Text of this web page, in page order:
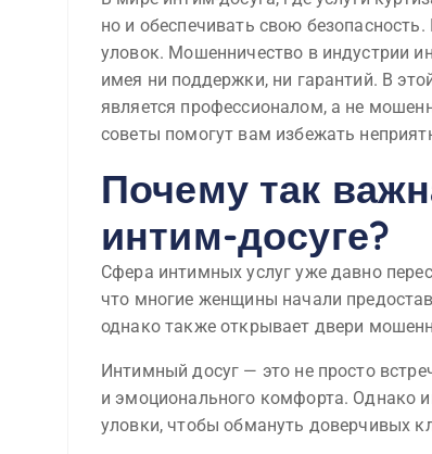
но и обеспечивать свою
уловок. Мошенничество в индустрии
имея ни поддержки, ни гарантий. В
является профессионалом, а не
советы помогут вам избежать
Почему так
интим-досуге?
Сфера интимных услуг уже давно
что многие женщины начали
однако также открывает двери
Интимный досуг — это не просто
и эмоционального комфорта. Однако
уловки, чтобы обмануть доверчивых